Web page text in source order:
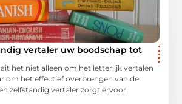
vertaler uw boodschap tot
het niet alleen om het letterlijk vertalen
om het effectief overbrengen van de
zelfstandig vertaler zorgt ervoor